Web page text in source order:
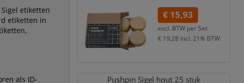
etiketten
etiketten in
als ID-
€ 15,93
excl. BTW per Set
€ 19,28 incl. 21% BTW
Pushpin Sigel hout 25 stuk